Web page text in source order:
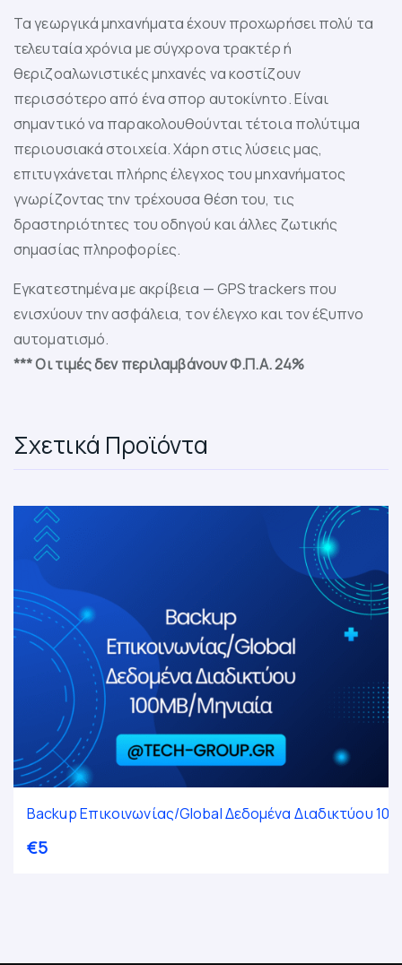
Τα γεωργικά μηχανήματα έχουν προχωρήσει πολύ τα
τελευταία χρόνια με σύγχρονα τρακτέρ ή
θεριζοαλωνιστικές μηχανές να κοστίζουν
περισσότερο από ένα σπορ αυτοκίνητο. Είναι
σημαντικό να παρακολουθούνται τέτοια πολύτιμα
περιουσιακά στοιχεία. Χάρη στις λύσεις μας,
επιτυγχάνεται πλήρης έλεγχος του μηχανήματος
γνωρίζοντας την τρέχουσα θέση του, τις
δραστηριότητες του οδηγού και άλλες ζωτικής
σημασίας πληροφορίες.
Εγκατεστημένα με ακρίβεια — GPS trackers που
ενισχύουν την ασφάλεια, τον έλεγχο και τον έξυπνο
αυτοματισμό.
*** Οι τιμές δεν περιλαμβάνουν Φ.Π.Α. 24%
Σχετικά Προϊόντα
Backup Επικοινωνίας/Global Δεδομένα Διαδικτύου
€5